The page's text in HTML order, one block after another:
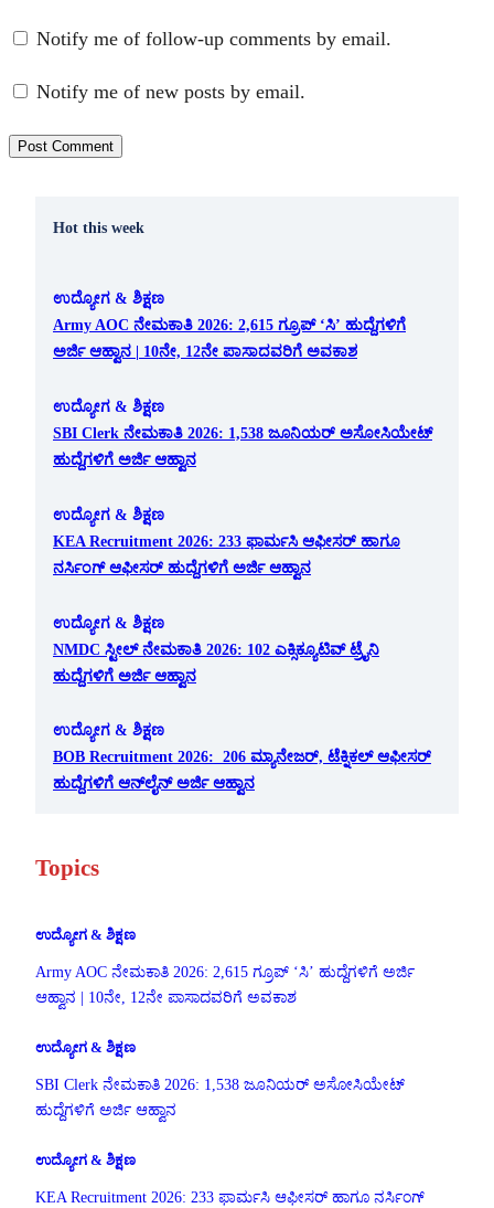
Notify me of follow-up comments by email.
Notify me of new posts by email.
Hot this week
ಉದ್ಯೋಗ & ಶಿಕ್ಷಣ
Army AOC ನೇಮಕಾತಿ 2026: 2,615 ಗ್ರೂಪ್ ‘ಸಿ’ ಹುದ್ದೆಗಳಿಗೆ
ಅರ್ಜಿ ಆಹ್ವಾನ | 10ನೇ, 12ನೇ ಪಾಸಾದವರಿಗೆ ಅವಕಾಶ
ಉದ್ಯೋಗ & ಶಿಕ್ಷಣ
SBI Clerk ನೇಮಕಾತಿ 2026: 1,538 ಜೂನಿಯರ್ ಅಸೋಸಿಯೇಟ್
ಹುದ್ದೆಗಳಿಗೆ ಅರ್ಜಿ ಆಹ್ವಾನ
ಉದ್ಯೋಗ & ಶಿಕ್ಷಣ
KEA Recruitment 2026: 233 ಫಾರ್ಮಸಿ ಆಫೀಸರ್ ಹಾಗೂ
ನರ್ಸಿಂಗ್ ಆಫೀಸರ್ ಹುದ್ದೆಗಳಿಗೆ ಅರ್ಜಿ ಆಹ್ವಾನ
ಉದ್ಯೋಗ & ಶಿಕ್ಷಣ
NMDC ಸ್ಟೀಲ್ ನೇಮಕಾತಿ 2026: 102 ಎಕ್ಸಿಕ್ಯೂಟಿವ್ ಟ್ರೈನಿ
ಹುದ್ದೆಗಳಿಗೆ ಅರ್ಜಿ ಆಹ್ವಾನ
ಉದ್ಯೋಗ & ಶಿಕ್ಷಣ
BOB Recruitment 2026: 206 ಮ್ಯಾನೇಜರ್, ಟೆಕ್ನಿಕಲ್ ಆಫೀಸರ್
ಹುದ್ದೆಗಳಿಗೆ ಆನ್‌ಲೈನ್ ಅರ್ಜಿ ಆಹ್ವಾನ
Topics
ಉದ್ಯೋಗ & ಶಿಕ್ಷಣ
Army AOC ನೇಮಕಾತಿ 2026: 2,615 ಗ್ರೂಪ್ ‘ಸಿ’ ಹುದ್ದೆಗಳಿಗೆ ಅರ್ಜಿ
ಆಹ್ವಾನ | 10ನೇ, 12ನೇ ಪಾಸಾದವರಿಗೆ ಅವಕಾಶ
ಉದ್ಯೋಗ & ಶಿಕ್ಷಣ
SBI Clerk ನೇಮಕಾತಿ 2026: 1,538 ಜೂನಿಯರ್ ಅಸೋಸಿಯೇಟ್
ಹುದ್ದೆಗಳಿಗೆ ಅರ್ಜಿ ಆಹ್ವಾನ
ಉದ್ಯೋಗ & ಶಿಕ್ಷಣ
KEA Recruitment 2026: 233 ಫಾರ್ಮಸಿ ಆಫೀಸರ್ ಹಾಗೂ ನರ್ಸಿಂಗ್